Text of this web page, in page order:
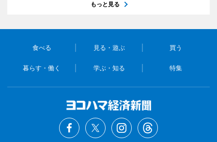
もっと見る
食べる 見る・遊ぶ 買う
暮らす・働く 学ぶ・知る 特集